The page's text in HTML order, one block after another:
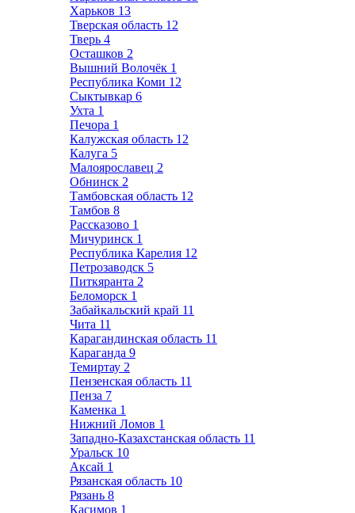
Харьков 13
Тверская область 12
Тверь 4
Осташков 2
Вышний Волочёк 1
Республика Коми 12
Сыктывкар 6
Ухта 1
Печора 1
Калужская область 12
Калуга 5
Малоярославец 2
Обнинск 2
Тамбовская область 12
Тамбов 8
Рассказово 1
Мичуринск 1
Республика Карелия 12
Петрозаводск 5
Питкяранта 2
Беломорск 1
Забайкальский край 11
Чита 11
Карагандинская область 11
Караганда 9
Темиртау 2
Пензенская область 11
Пенза 7
Каменка 1
Нижний Ломов 1
Западно-Казахстанская область 11
Уральск 10
Аксай 1
Рязанская область 10
Рязань 8
Касимов 1